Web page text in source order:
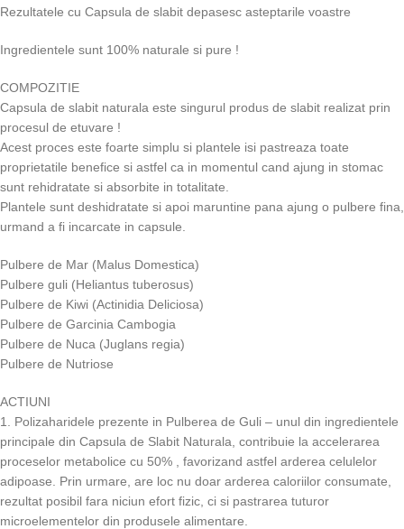
Rezultatele cu Capsula de slabit depasesc asteptarile voastre
Ingredientele sunt 100% naturale si pure !
COMPOZITIE
Capsula de slabit naturala este singurul produs de slabit realizat prin
procesul de etuvare !
Acest proces este foarte simplu si plantele isi pastreaza toate
proprietatile benefice si astfel ca in momentul cand ajung in stomac
sunt rehidratate si absorbite in totalitate.
Plantele sunt deshidratate si apoi maruntine pana ajung o pulbere fina,
urmand a fi incarcate in capsule.
Pulbere de Mar (Malus Domestica)
Pulbere guli (Heliantus tuberosus)
Pulbere de Kiwi (Actinidia Deliciosa)
Pulbere de Garcinia Cambogia
Pulbere de Nuca (Juglans regia)
Pulbere de Nutriose
ACTIUNI
1. Polizaharidele prezente in Pulberea de Guli – unul din ingredientele
principale din Capsula de Slabit Naturala, contribuie la accelerarea
proceselor metabolice cu 50% , favorizand astfel arderea celulelor
adipoase. Prin urmare, are loc nu doar arderea caloriilor consumate,
rezultat posibil fara niciun efort fizic, ci si pastrarea tuturor
microelementelor din produsele alimentare.